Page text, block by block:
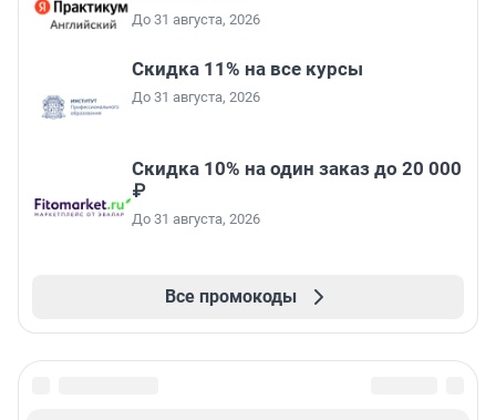
До 31 августа, 2026
Скидка 11% на все курсы
До 31 августа, 2026
Скидка 10% на один заказ до 20 000
₽
До 31 августа, 2026
Все промокоды